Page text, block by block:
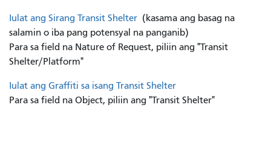
Iulat ang Sirang Transit Shelter (kasama ang basag na
salamin o iba pang potensyal na panganib)
Para sa field na Nature of Request, piliin ang "Transit
Shelter/Platform"
Iulat ang Graffiti sa isang Transit Shelter
Para sa field na Object, piliin ang "Transit Shelter"